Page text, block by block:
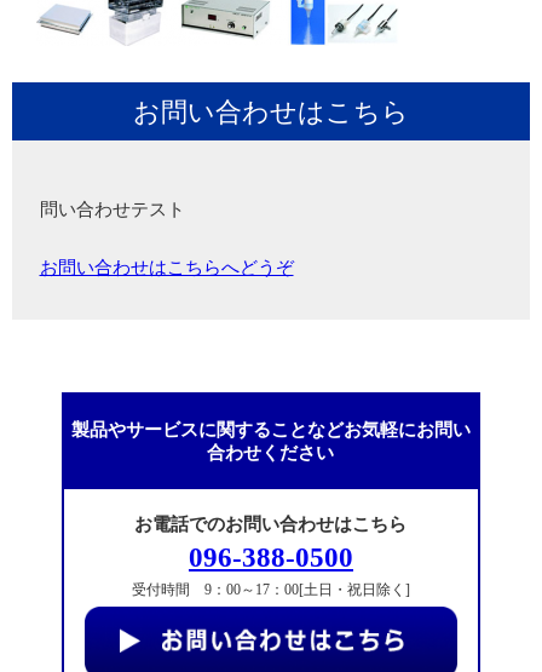
お問い合わせはこちら
問い合わせテスト
お問い合わせはこちらへどうぞ
製品やサービスに関することなどお気軽にお問い
合わせください
お電話でのお問い合わせはこちら
096-388-0500
受付時間 9：00～17：00[土日・祝日除く]